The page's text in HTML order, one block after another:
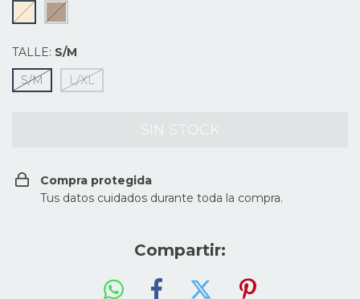
TALLE: S/M
S/M
L/XL
Compra protegida
Tus datos cuidados durante toda la compra.
Compartir: